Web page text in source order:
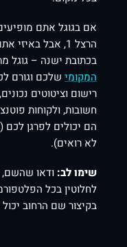
אם בגוגל אתם
הרצל 1, אבל
בכתובת ישנה – גוגל
המקומי שלכם וגורם
רישום וציטוטים
חשובות, ולקוחות
הם יכולים לפרגן
לא רואים).
שימו לב: ודאו שהשם,
לחלוטין בכל
בקיצור שם הרחוב